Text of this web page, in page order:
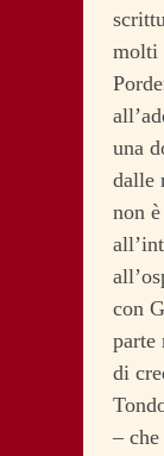
molti
una
dalle
non
con
parte
di
–